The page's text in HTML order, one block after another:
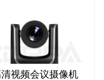
视频会议摄像机